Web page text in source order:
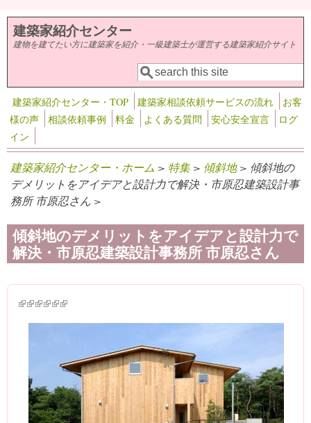
メインコンテンツに移動
建築家紹介センター
建物を建てたい方に建築家を紹介・一級建築士が運営する建築家紹介サイト
検索フォーム
検索
建築家紹介センター・TOP 建築家相談依頼サービスの流れ
お客
様の声
相談依頼事例 料金 よくある質問 安心安全宣言
ログ
イン
建築家紹介センター・ホーム > 特集 > 傾斜地> 傾斜地の
デメリットをアイデアと設計力で解決・市原忍建築設計事
務所 市原忍さん >
傾斜地のデメリットをアイデアと設計力で
解決・市原忍建築設計事務所 市原忍さん
(link is external)
(link is external)
(link is external)
(link is external)
(link is external)
(link is external)